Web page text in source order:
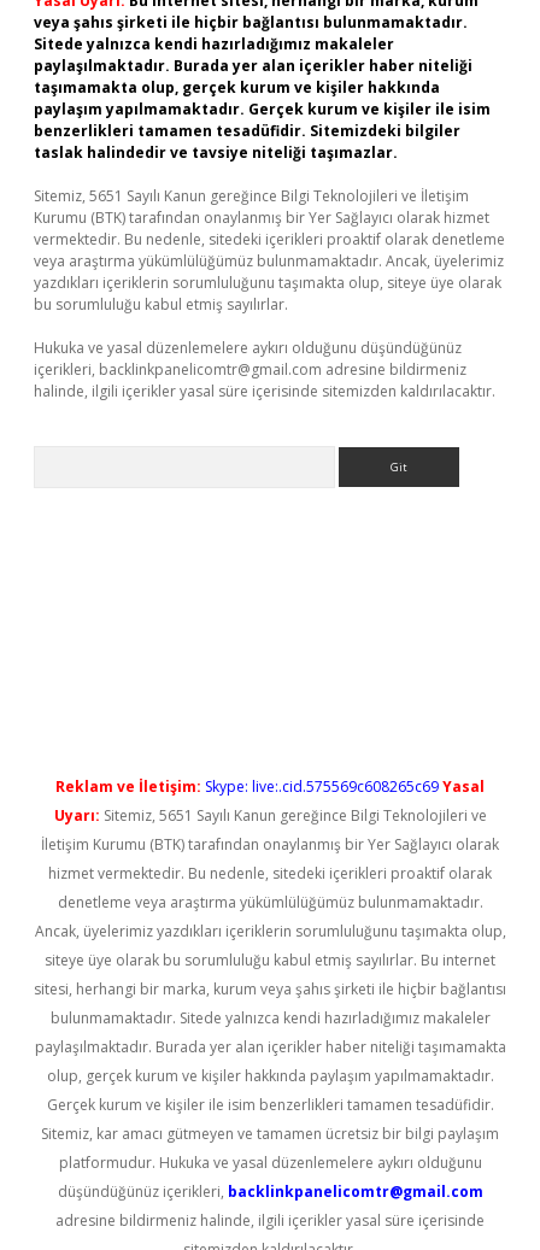
veya şahıs şirketi ile hiçbir bağlantısı bulunmamaktadır.
Sitede yalnızca kendi hazırladığımız makaleler
paylaşılmaktadır. Burada yer alan içerikler haber niteliği
taşımamakta olup, gerçek kurum ve kişiler hakkında
paylaşım yapılmamaktadır. Gerçek kurum ve kişiler ile isim
benzerlikleri tamamen tesadüfidir. Sitemizdeki bilgiler
taslak halindedir ve tavsiye niteliği taşımazlar.
Sitemiz, 5651 Sayılı Kanun gereğince Bilgi Teknolojileri ve İletişim
Kurumu (BTK) tarafından onaylanmış bir Yer Sağlayıcı olarak hizmet
vermektedir. Bu nedenle, sitedeki içerikleri proaktif olarak denetleme
veya araştırma yükümlülüğümüz bulunmamaktadır. Ancak, üyelerimiz
yazdıkları içeriklerin sorumluluğunu taşımakta olup, siteye üye olarak
bu sorumluluğu kabul etmiş sayılırlar.
Hukuka ve yasal düzenlemelere aykırı olduğunu düşündüğünüz
içerikleri, backlinkpanelicomtr@gmail.com adresine bildirmeniz
halinde, ilgili içerikler yasal süre içerisinde sitemizden kaldırılacaktır.
Reklam ve İletişim: Skype: live:.cid.575569c608265c69Yasal
Uyarı: Sitemiz, 5651 Sayılı Kanun gereğince Bilgi Teknolojileri ve
İletişim Kurumu (BTK) tarafından onaylanmış bir Yer Sağlayıcı olarak
hizmet vermektedir. Bu nedenle, sitedeki içerikleri proaktif olarak
denetleme veya araştırma yükümlülüğümüz bulunmamaktadır.
Ancak, üyelerimiz yazdıkları içeriklerin sorumluluğunu taşımakta olup,
siteye üye olarak bu sorumluluğu kabul etmiş sayılırlar. Bu internet
sitesi, herhangi bir marka, kurum veya şahıs şirketi ile hiçbir bağlantısı
bulunmamaktadır. Sitede yalnızca kendi hazırladığımız makaleler
paylaşılmaktadır. Burada yer alan içerikler haber niteliği taşımamakta
olup, gerçek kurum ve kişiler hakkında paylaşım yapılmamaktadır.
Gerçek kurum ve kişiler ile isim benzerlikleri tamamen tesadüfidir.
Sitemiz, kar amacı gütmeyen ve tamamen ücretsiz bir bilgi paylaşım
platformudur. Hukuka ve yasal düzenlemelere aykırı olduğunu
düşündüğünüz içerikleri, backlinkpanelicomtr@gmail.com
adresine bildirmeniz halinde, ilgili içerikler yasal süre içerisinde